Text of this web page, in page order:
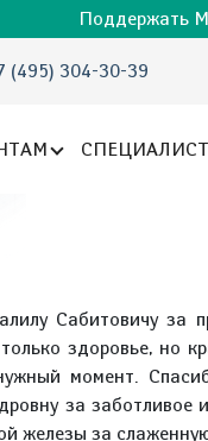
Поддержать
(495) 304-30-39
Сабитовичу за
здоровье, но
момент.
за
железы за